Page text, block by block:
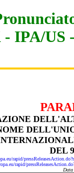
- IPA/US
DEL
rapid/
rapid/
Data